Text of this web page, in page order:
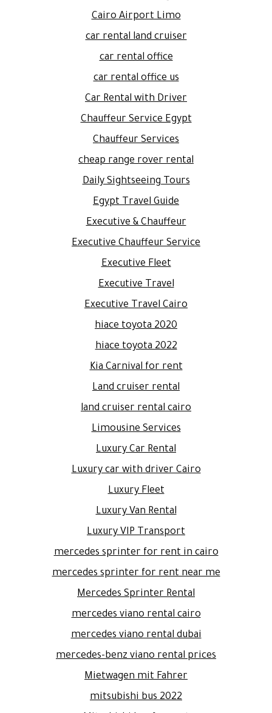
Cairo Airport Limo
car rental land cruiser
car rental office
car rental office us
Car Rental with Driver
Chauffeur Service Egypt
Chauffeur Services
cheap range rover rental
Daily Sightseeing Tours
Egypt Travel Guide
Executive & Chauffeur
Executive Chauffeur Service
Executive Fleet
Executive Travel
Executive Travel Cairo
hiace toyota 2020
hiace toyota 2022
Kia Carnival for rent
Land cruiser rental
land cruiser rental cairo
Limousine Services
Luxury Car Rental
Luxury car with driver Cairo
Luxury Fleet
Luxury Van Rental
Luxury VIP Transport
mercedes sprinter for rent in cairo
mercedes sprinter for rent near me
Mercedes Sprinter Rental
mercedes viano rental cairo
mercedes viano rental dubai
mercedes-benz viano rental prices
Mietwagen mit Fahrer
mitsubishi bus 2022